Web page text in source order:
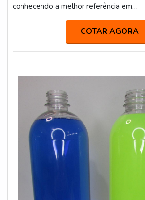
conhecendo a melhor referência em
qualidade.DIFERENCIAIS
ATACADO DE EMBALAGENS
quer achar embalagens plásticas em
altamente qualificada, vai até o site da
tecnologia e desenvolvimento no q...
COTAR AGORA